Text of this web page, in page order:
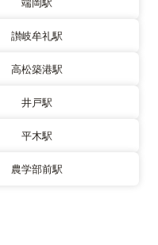
讃岐牟礼駅
高松築港駅
井戸駅
平木駅
農学部前駅